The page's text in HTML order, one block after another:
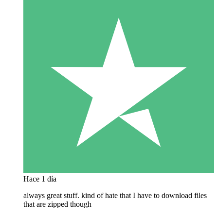
Hace 1 día
always great stuff. kind of hate that I have to download files
that are zipped though